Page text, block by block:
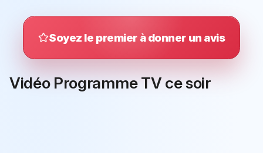
Soyez le premier à donner un avis
Vidéo Programme TV ce soir